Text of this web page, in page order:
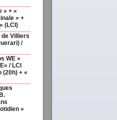
» + «
» +
(LCI)
de Villiers
/
WE »
/ LCI
(20h) + «
»